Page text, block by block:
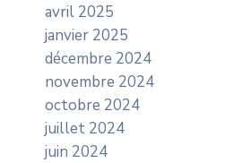
avril 2025
janvier 2025
décembre 2024
novembre 2024
octobre 2024
juillet 2024
juin 2024